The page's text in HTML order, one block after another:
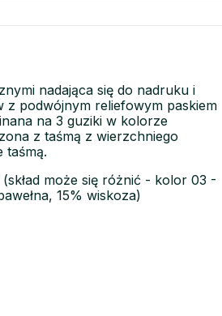
nadająca się do nadruku i
z podwójnym reliefowym paskiem
na 3 guziki w kolorze
z taśmą z wierzchniego
taśmą.
może się różnić - kolor 03 -
15% wiskoza)